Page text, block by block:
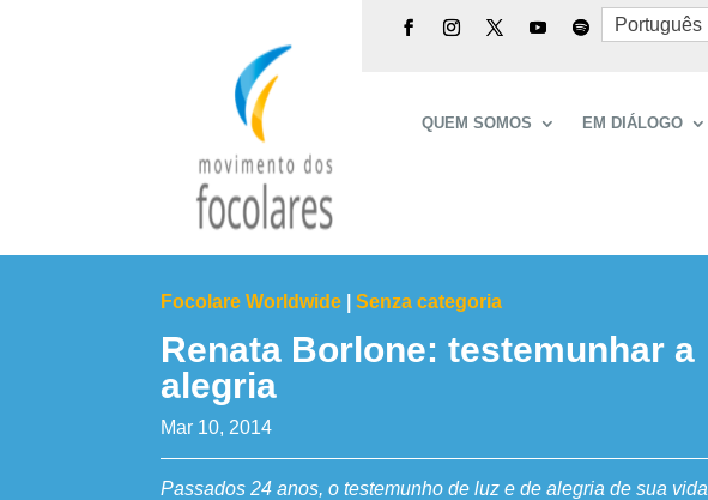
Português
QUEM SOMOS EM DIÁLOGO
Focolare Worldwide |Senza categoria
Renata Borlone: testemunhar a
alegria
Mar 10, 2014
Passados 24 anos, o testemunho de luz e de alegria de sua vida